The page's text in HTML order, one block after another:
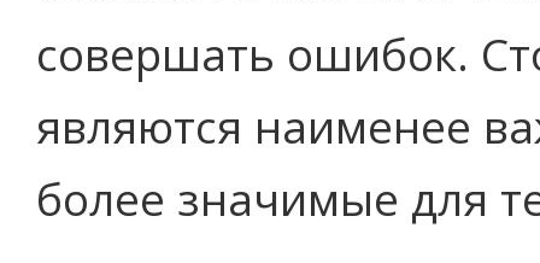
совершать ошибок.
являются наименее
более значимые для